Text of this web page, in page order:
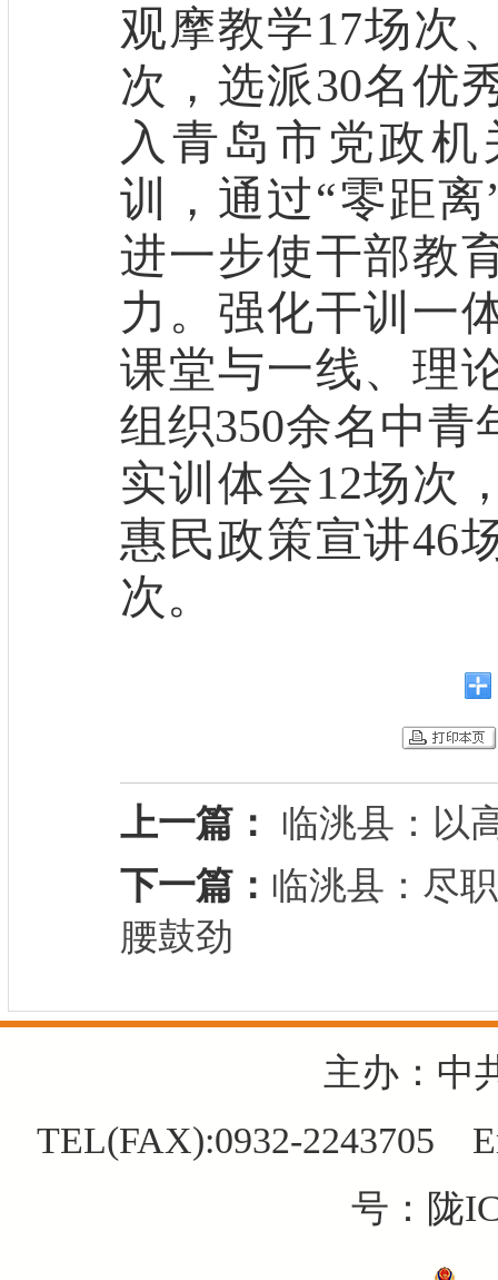
观摩教学17场次
次， 选派30名优
入 青岛市党政机
训，通过“零距离
进一步使干部教
力 。 强化干训一
课堂与一线、理
组织350余名中青
实训体会12场次
惠民政策宣讲46
次。
上一篇： 临洮县：以
下一篇： 临洮县：尽
腰鼓劲
主办：中
TEL(FAX):0932-2243705
号：陇